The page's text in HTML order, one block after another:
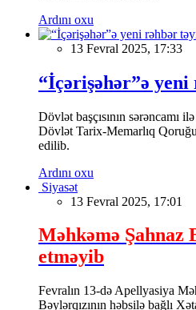
Ardını oxu
13 Fevral 2025, 17:33
“İçərişəhər”ə
Dövlət başçısının sərəncamı
Dövlət Tarix-Memarlıq
edilib.
Ardını oxu
Siyasət
13 Fevral 2025, 17:01
Məhkəmə Şahnaz
etməyib
Fevralın 13-də Apellyasiya
Bəylərqızının həbsilə bağlı